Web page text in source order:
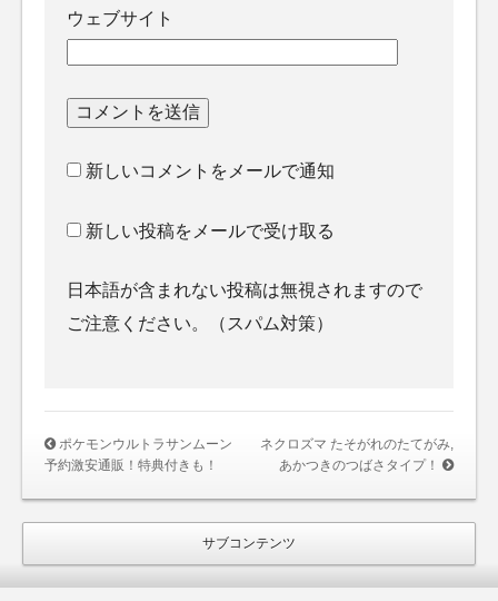
ウェブサイト
新しいコメントをメールで通知
新しい投稿をメールで受け取る
日本語が含まれない投稿は無視されますので
ご注意ください。（スパム対策）
ポケモンウルトラサンムーン
予約激安通販！特典付きも！
ネクロズマ たそがれのたてがみ,
あかつきのつばさタイプ！
サブコンテンツ